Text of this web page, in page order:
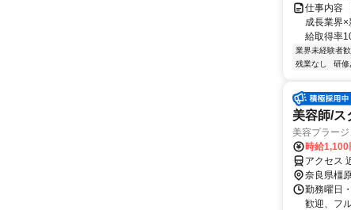
仕事内容
成長業界
給取得率
業界未経験者
残業なし
研修
美容師/ス
美容プラー
時給1,100
アクセス
奈良県橿
勤務曜日
歓迎、フ